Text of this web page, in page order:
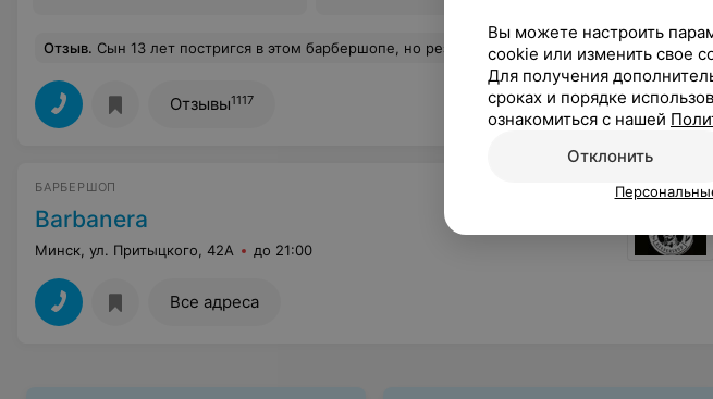
Отзыв. Сын 13 лет постригся в этом барбершопе, но результат стрижки оказался крайне разочаровывающим — криво, несимметрично, неаккуратно, нелепо. Когда мы вернулись, чтобы исправить недочеты, мастера отказались признать ошибки, заявили, что их работа и так хороша, и просто вернули деньги без извинений. Книги жалоб на месте не оказалось, что вызывает вопросы. В другом барбершопе подтвердили, что стрижка выполнена плохо, и по возможности исправили ситуацию. Очень жаль, что здесь не готовы отвечать за качество своей работы и уважительно общаться с клиентами. Деньги — не главное, важно отношение и профессионализм, которых, увы, не увидела. Еще
Отзывы1117
БАРБЕРШОП
Barbanera
Минск, ул. Притыцкого, 42А до 21:00
Все адреса
Вы можете настроить
cookie или изменить свое
Для получения
сроках и порядке
ознакомиться с нашей
Отклонить